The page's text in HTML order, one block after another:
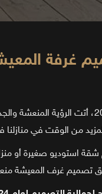
لعام 2024: مزيج بين الأناقة
من الوقت في منازلنا
استوديو صغيرة أو
تصميم غرف المعيشة